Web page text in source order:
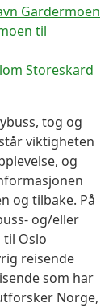
Gardermoen
til
Storeskard
tog og
viktigheten
og
og tilbake. På
og/eller
Oslo
reisende
som har
Norge,